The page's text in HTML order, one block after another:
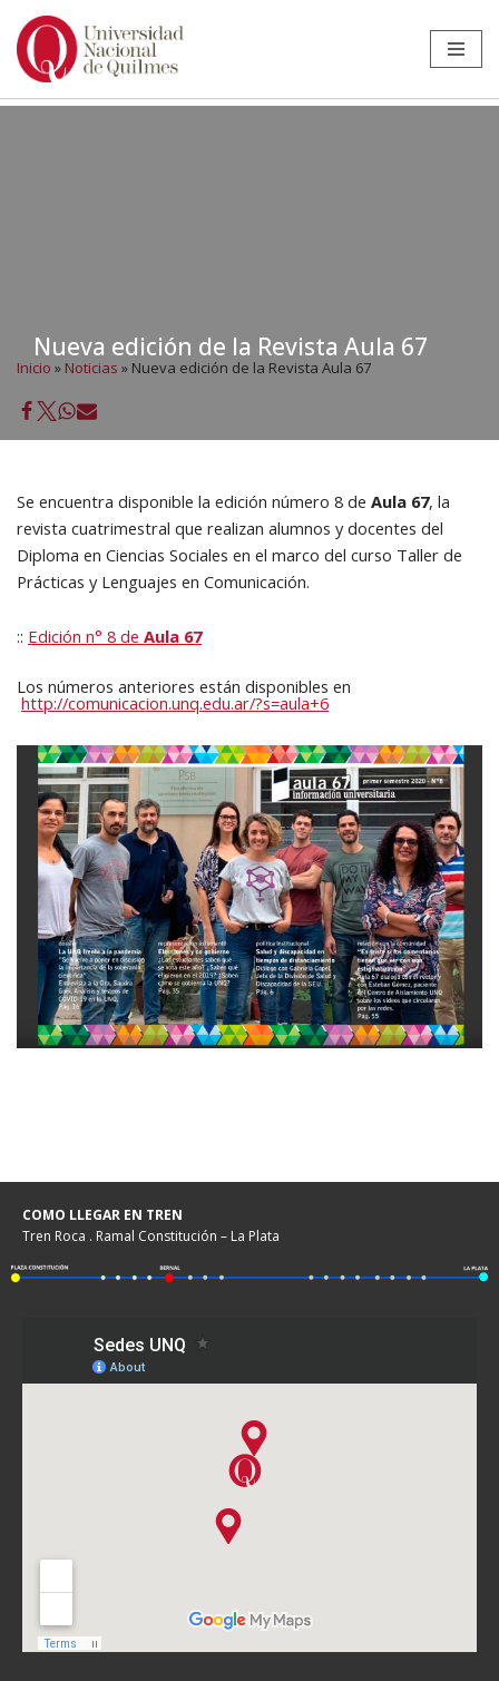
Ir
Nueva edición de la Revista Aula 67
Inicio » Noticias » Nueva edición de la Revista Aula 67
Se encuentra disponible la edición número 8 de Aula 67, la
revista cuatrimestral que realizan alumnos y docentes del
Diploma en Ciencias Sociales en el marco del curso Taller de
Prácticas y Lenguajes en Comunicación.
:: Edición n° 8 de Aula 67
Los números anteriores están disponibles en
http://comunicacion.unq.edu.ar/?s=aula+6
COMO LLEGAR EN TREN
Tren Roca . Ramal Constitución – La Plata